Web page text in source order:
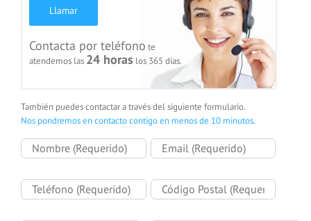
Llamar
Contacta por teléfono te
atendemos las 24 horas los 365 días.
También puedes contactar a través del siguiente formulario.
Nos pondremos en contacto contigo en menos de 10 minutos.